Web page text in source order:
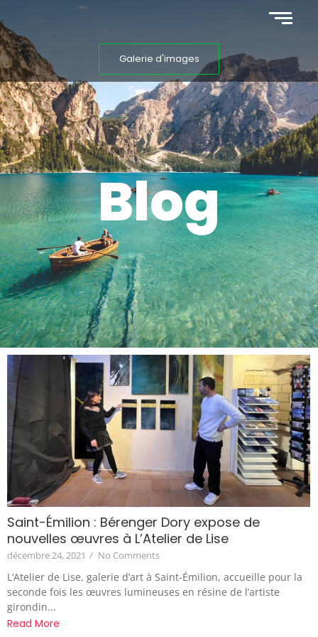
Galerie d'images
Blog
Saint-Émilion : Bérenger Dory expose de
nouvelles œuvres à L’Atelier de Lise
décembre 24, 2021 / No Comments
L’Atelier de Lise, galerie d’art à Saint-Émilion, accueille pour la
seconde fois les œuvres lumineuses en résine de l’artiste
girondin...
Read More